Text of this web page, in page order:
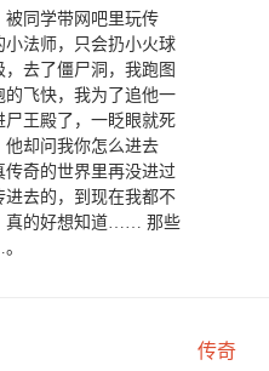
同学带网吧里玩传
法师，只会扔小火球
去了僵尸洞，我跑图
飞快，我为了追他一
王殿了，一眨眼就死
他却问我你怎么进去
奇的世界里再没进过
去的，到现在我都不
真的好想知道…… 那些
传奇